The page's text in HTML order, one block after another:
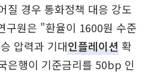
질 경우 통화정책 대응 강도
구원은 "환율이 1600원 수준
압력과 기대인플레이션확
은행이 기준금리를 50bp 인